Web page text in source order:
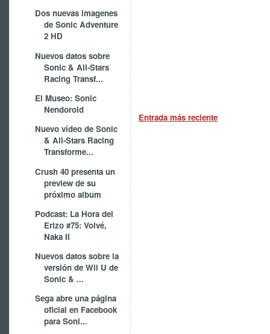
Dos nuevas imagenes
de Sonic Adventure
2 HD
Nuevos datos sobre
Sonic & All-Stars
Racing Transf...
El Museo: Sonic
Nendoroid
Nuevo vídeo de Sonic
& All-Stars Racing
Transforme...
Crush 40 presenta un
preview de su
próximo album
Podcast: La Hora del
Erizo #75: Volvé,
Naka II
Nuevos datos sobre la
versión de Wii U de
Sonic & ...
Sega abre una página
oficial en Facebook
para Soni...
Entrada más reciente